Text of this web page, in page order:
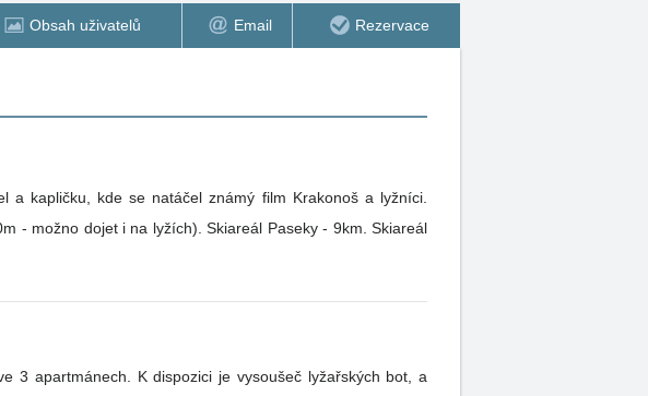
Obsah uživatelů Email Rezervace
kapličku, kde se natáčel známý film Krakonoš a lyžníci.
- možno dojet i na lyžích). Skiareál Paseky - 9km. Skiareál
3 apartmánech. K dispozici je vysoušeč lyžařských bot, a